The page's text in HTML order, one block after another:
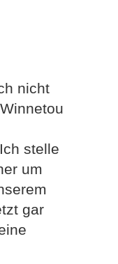
nicht
stelle
um
gar